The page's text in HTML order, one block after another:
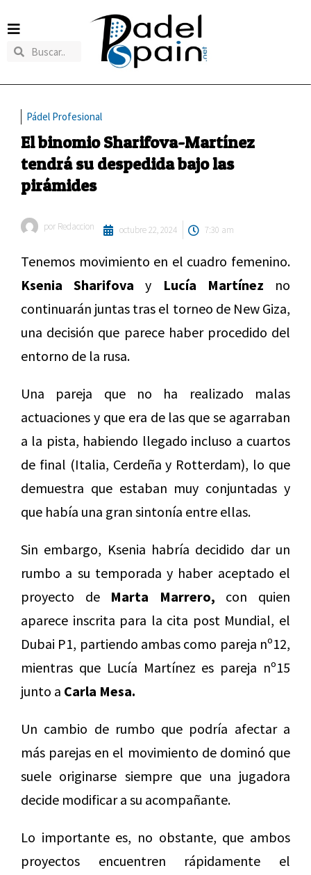
Pádel Profesional
El binomio Sharifova-Martínez
tendrá su despedida bajo las
pirámides
por Redaccion octubre 22, 2024 7:30 am
Tenemos movimiento en el cuadro femenino.
Ksenia Sharifova y Lucía Martínez no
continuarán juntas tras el torneo de New Giza,
una decisión que parece haber procedido del
entorno de la rusa.
Una pareja que no ha realizado malas
actuaciones y que era de las que se agarraban
a la pista, habiendo llegado incluso a cuartos
de final (Italia, Cerdeña y Rotterdam), lo que
demuestra que estaban muy conjuntadas y
que había una gran sintonía entre ellas.
Sin embargo, Ksenia habría decidido dar un
rumbo a su temporada y haber aceptado el
proyecto de Marta Marrero, con quien
aparece inscrita para la cita post Mundial, el
Dubai P1, partiendo ambas como pareja nº12,
mientras que Lucía Martínez es pareja nº15
junto a Carla Mesa.
Un cambio de rumbo que podría afectar a
más parejas en el movimiento de dominó que
suele originarse siempre que una jugadora
decide modificar a su acompañante.
Lo importante es, no obstante, que ambos
proyectos encuentren rápidamente el